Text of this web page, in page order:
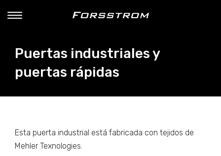
Puertas industriales y
puertas rápidas
Esta puerta industrial está fabricada con tejidos de
Mehler Texnologies.